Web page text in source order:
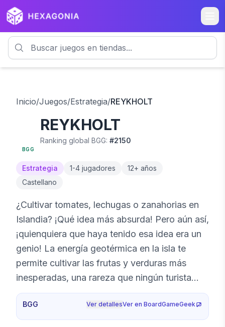
Inicio/Juegos/Estrategia/REYKHOLT
BGG
REYKHOLT
Ranking global BGG: #2150
Estrategia 1-4 jugadores 12+ años
Castellano
¿Cultivar tomates, lechugas o zanahorias en
Islandia? ¡Qué idea más absurda! Pero aún así,
¡quienquiera que haya tenido esa idea era un
genio! La energía geotérmica en la isla te
permite cultivar las frutas y verduras más
inesperadas, una rareza que ningún turista
querría perderse. Sin embargo, no eres el
único granjero de Reykholt que busca hacer
una fortuna con esto, ¡así que será mejor que
BGG Ver detallesVer en BoardGameGeek